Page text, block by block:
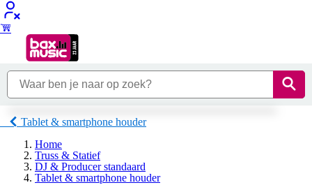
Tablet & smartphone houder
Home
Truss & Statief
DJ & Producer standaard
Tablet & smartphone houder